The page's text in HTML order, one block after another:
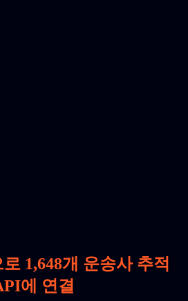
로 1,648개 운송사 추적
에 연결